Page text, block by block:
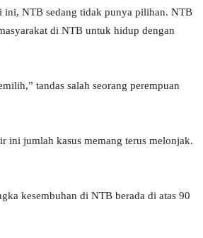
ini, NTB sedang tidak punya pilihan. NTB
di NTB untuk hidup dengan
tandas salah seorang perempuan
ini jumlah kasus memang terus melonjak.
kesembuhan di NTB berada di atas 90